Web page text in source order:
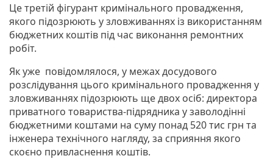
Це третій фігурант кримінального провадження,
якого підозрюють у зловживаннях із використанням
бюджетних коштів під час виконання ремонтних
робіт.
Як уже повідомлялося, у межах досудового
розслідування цього кримінального провадження у
зловживаннях підозрюють ще двох осіб: директора
приватного товариства-підрядника у заволодінні
бюджетними коштами на суму понад 520 тис грн та
інженера технічного нагляду, за сприяння якого
скоєно привласнення коштів.